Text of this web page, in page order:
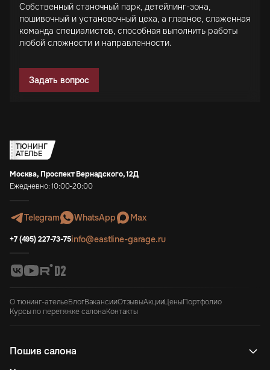
Собственный станочный парк, детейлинг-зона,
пошивочный и установочный цеха, а главное, слаженная
команда специалистов, способная выполнить работы
любой сложности и направленности.
Задать вопрос
ТЮНИНГ
АТЕЛЬЕ
Москва, Проспект Вернадского, 12Д
Ежедневно: 10:00-20:00
Telegram WhatsApp Max
+7 (495) 227-73-75info@eastline-garage.ru
О тюнинг-ательеБлогВакансииОтзывыАкцииЦеныПортфолио
Курсы по перетяжке салонаКонтакты
Пошив салона